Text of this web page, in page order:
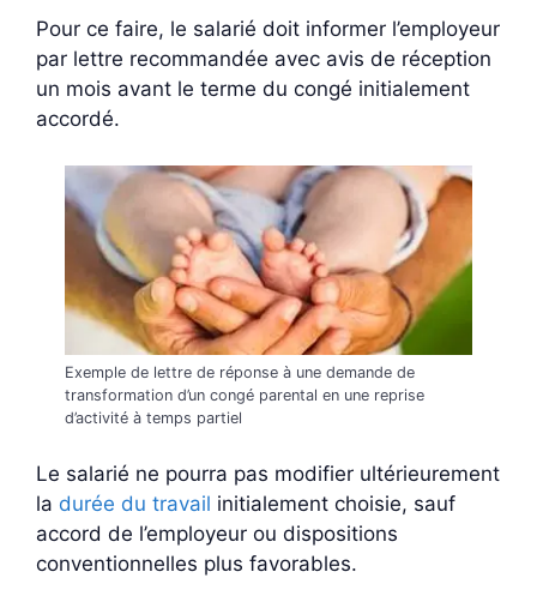
Pour ce faire, le salarié doit informer l’employeur
par lettre recommandée avec avis de réception
un mois avant le terme du congé initialement
accordé.
Exemple de lettre de réponse à une demande de
transformation d’un congé parental en une reprise
d’activité à temps partiel
Le salarié ne pourra pas modifier ultérieurement
la durée du travail initialement choisie, sauf
accord de l’employeur ou dispositions
conventionnelles plus favorables.